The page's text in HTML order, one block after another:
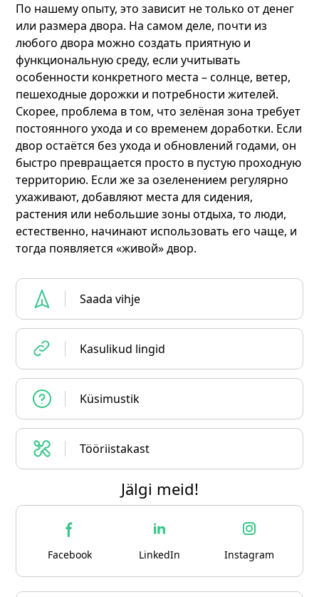
По нашему опыту, это зависит не только от денег
или размера двора. На самом деле, почти из
любого двора можно создать приятную и
функциональную среду, если учитывать
особенности конкретного места – солнце, ветер,
пешеходные дорожки и потребности жителей.
Скорее, проблема в том, что зелёная зона требует
постоянного ухода и со временем доработки. Если
двор остаётся без ухода и обновлений годами, он
быстро превращается просто в пустую проходную
территорию. Если же за озеленением регулярно
ухаживают, добавляют места для сидения,
растения или небольшие зоны отдыха, то люди,
естественно, начинают использовать его чаще, и
тогда появляется «живой» двор.
Saada vihje
Kasulikud lingid
Küsimustik
Tööriistakast
Jälgi meid!
Facebook LinkedIn Instagram